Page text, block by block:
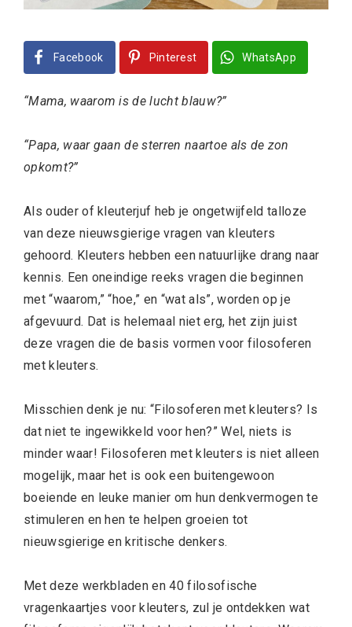
Facebook Pinterest WhatsApp
“Mama, waarom is de lucht blauw?”
“Papa, waar gaan de sterren naartoe als de zon
opkomt?”
Als ouder of kleuterjuf heb je ongetwijfeld talloze
van deze nieuwsgierige vragen van kleuters
gehoord. Kleuters hebben een natuurlijke drang naar
kennis. Een oneindige reeks vragen die beginnen
met “waarom,” “hoe,” en “wat als”, worden op je
afgevuurd. Dat is helemaal niet erg, het zijn juist
deze vragen die de basis vormen voor filosoferen
met kleuters.
Misschien denk je nu: “Filosoferen met kleuters? Is
dat niet te ingewikkeld voor hen?” Wel, niets is
minder waar! Filosoferen met kleuters is niet alleen
mogelijk, maar het is ook een buitengewoon
boeiende en leuke manier om hun denkvermogen te
stimuleren en hen te helpen groeien tot
nieuwsgierige en kritische denkers.
Met deze werkbladen en 40 filosofische
vragenkaartjes voor kleuters, zul je ontdekken wat